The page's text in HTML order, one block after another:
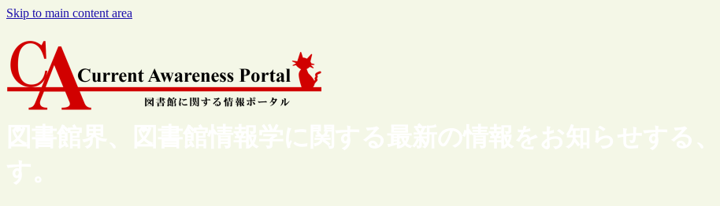
Skip to main content area
図書館界、図書館情報学に関する最新の情報をお知らせする
す。